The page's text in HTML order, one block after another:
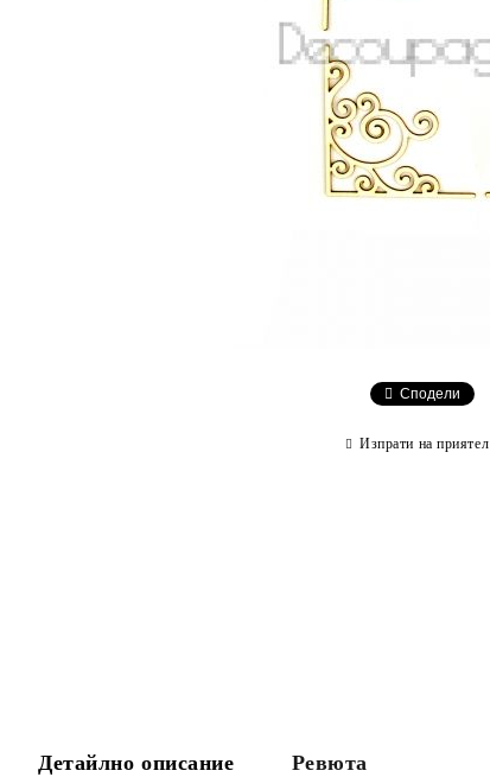
Сподели
Изпрати на приятел
Детайлно описание Ревюта